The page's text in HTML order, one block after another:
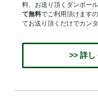
料、お送り頂くダンボー
て無料でご利用頂けます
てお送り頂くだけでカン
>> 詳し